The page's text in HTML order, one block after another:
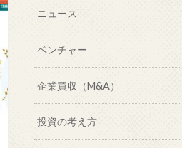
ニュース
ベンチャー
企業買収（M&A）
投資の考え方